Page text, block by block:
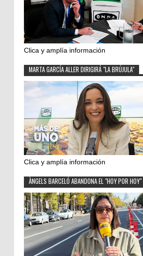
Clica y amplía información
MARTA GARCÍA ALLER DIRIGIRÁ "LA BRÚJULA"
Clica y amplía información
ÀNGELS BARCELÓ ABANDONA EL "HOY POR HOY"